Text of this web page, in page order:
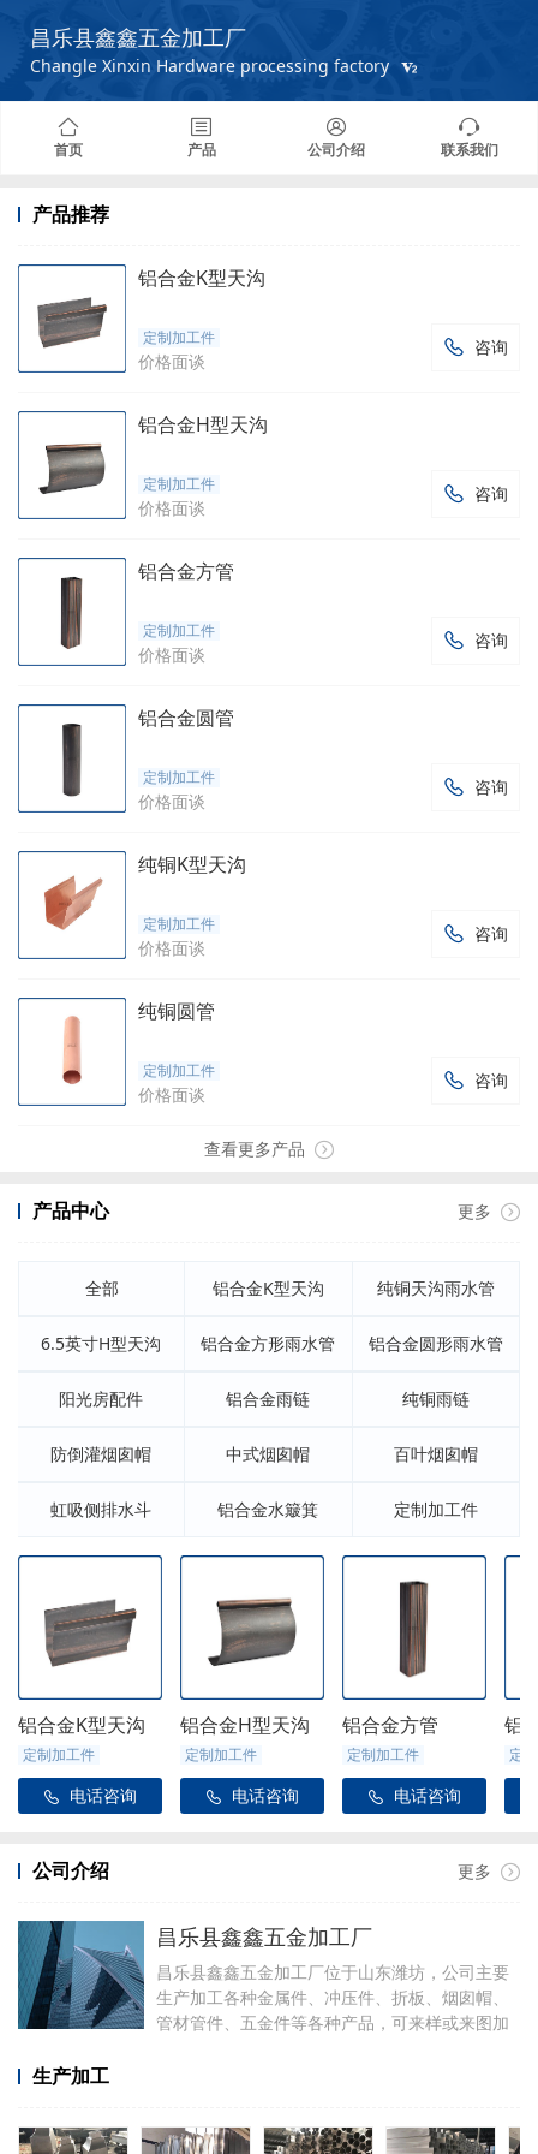
昌乐县鑫鑫五金加工厂
Changle Xinxin Hardware processing factory
首页 产品 公司介绍 联系我们
产品推荐
铝合金K型天沟
 咨询
定制加工件
价格面谈
铝合金H型天沟
 咨询
定制加工件
价格面谈
铝合金方管
 咨询
定制加工件
价格面谈
铝合金圆管
 咨询
定制加工件
价格面谈
纯铜K型天沟
 咨询
定制加工件
价格面谈
纯铜圆管
 咨询
定制加工件
价格面谈
查看更多产品
更多
产品中心
全部 铝合金K型天沟 纯铜天沟雨水管
6.5英寸H型天沟 铝合金方形雨水管 铝合金圆形雨水管
阳光房配件 铝合金雨链 纯铜雨链
防倒灌烟囱帽 中式烟囱帽 百叶烟囱帽
虹吸侧排水斗 铝合金水簸箕 定制加工件
铝合金K型天沟
定制加工件
 电话咨询
铝合金H型天沟
定制加工件
 电话咨询
铝合金方管
定制加工件
 电话咨询
铝
定
更多
公司介绍
昌乐县鑫鑫五金加工厂
昌乐县鑫鑫五金加工厂位于山东潍坊，公司主要
生产加工各种金属件、冲压件、折板、烟囱帽、
管材管件、五金件等各种产品，可来样或来图加
件、金属雨链、定制烟囱帽、虹吸雨水斗、侧排
雨水斗、水簸箕、阴脊瓦、不锈钢透气帽等。公
生产加工